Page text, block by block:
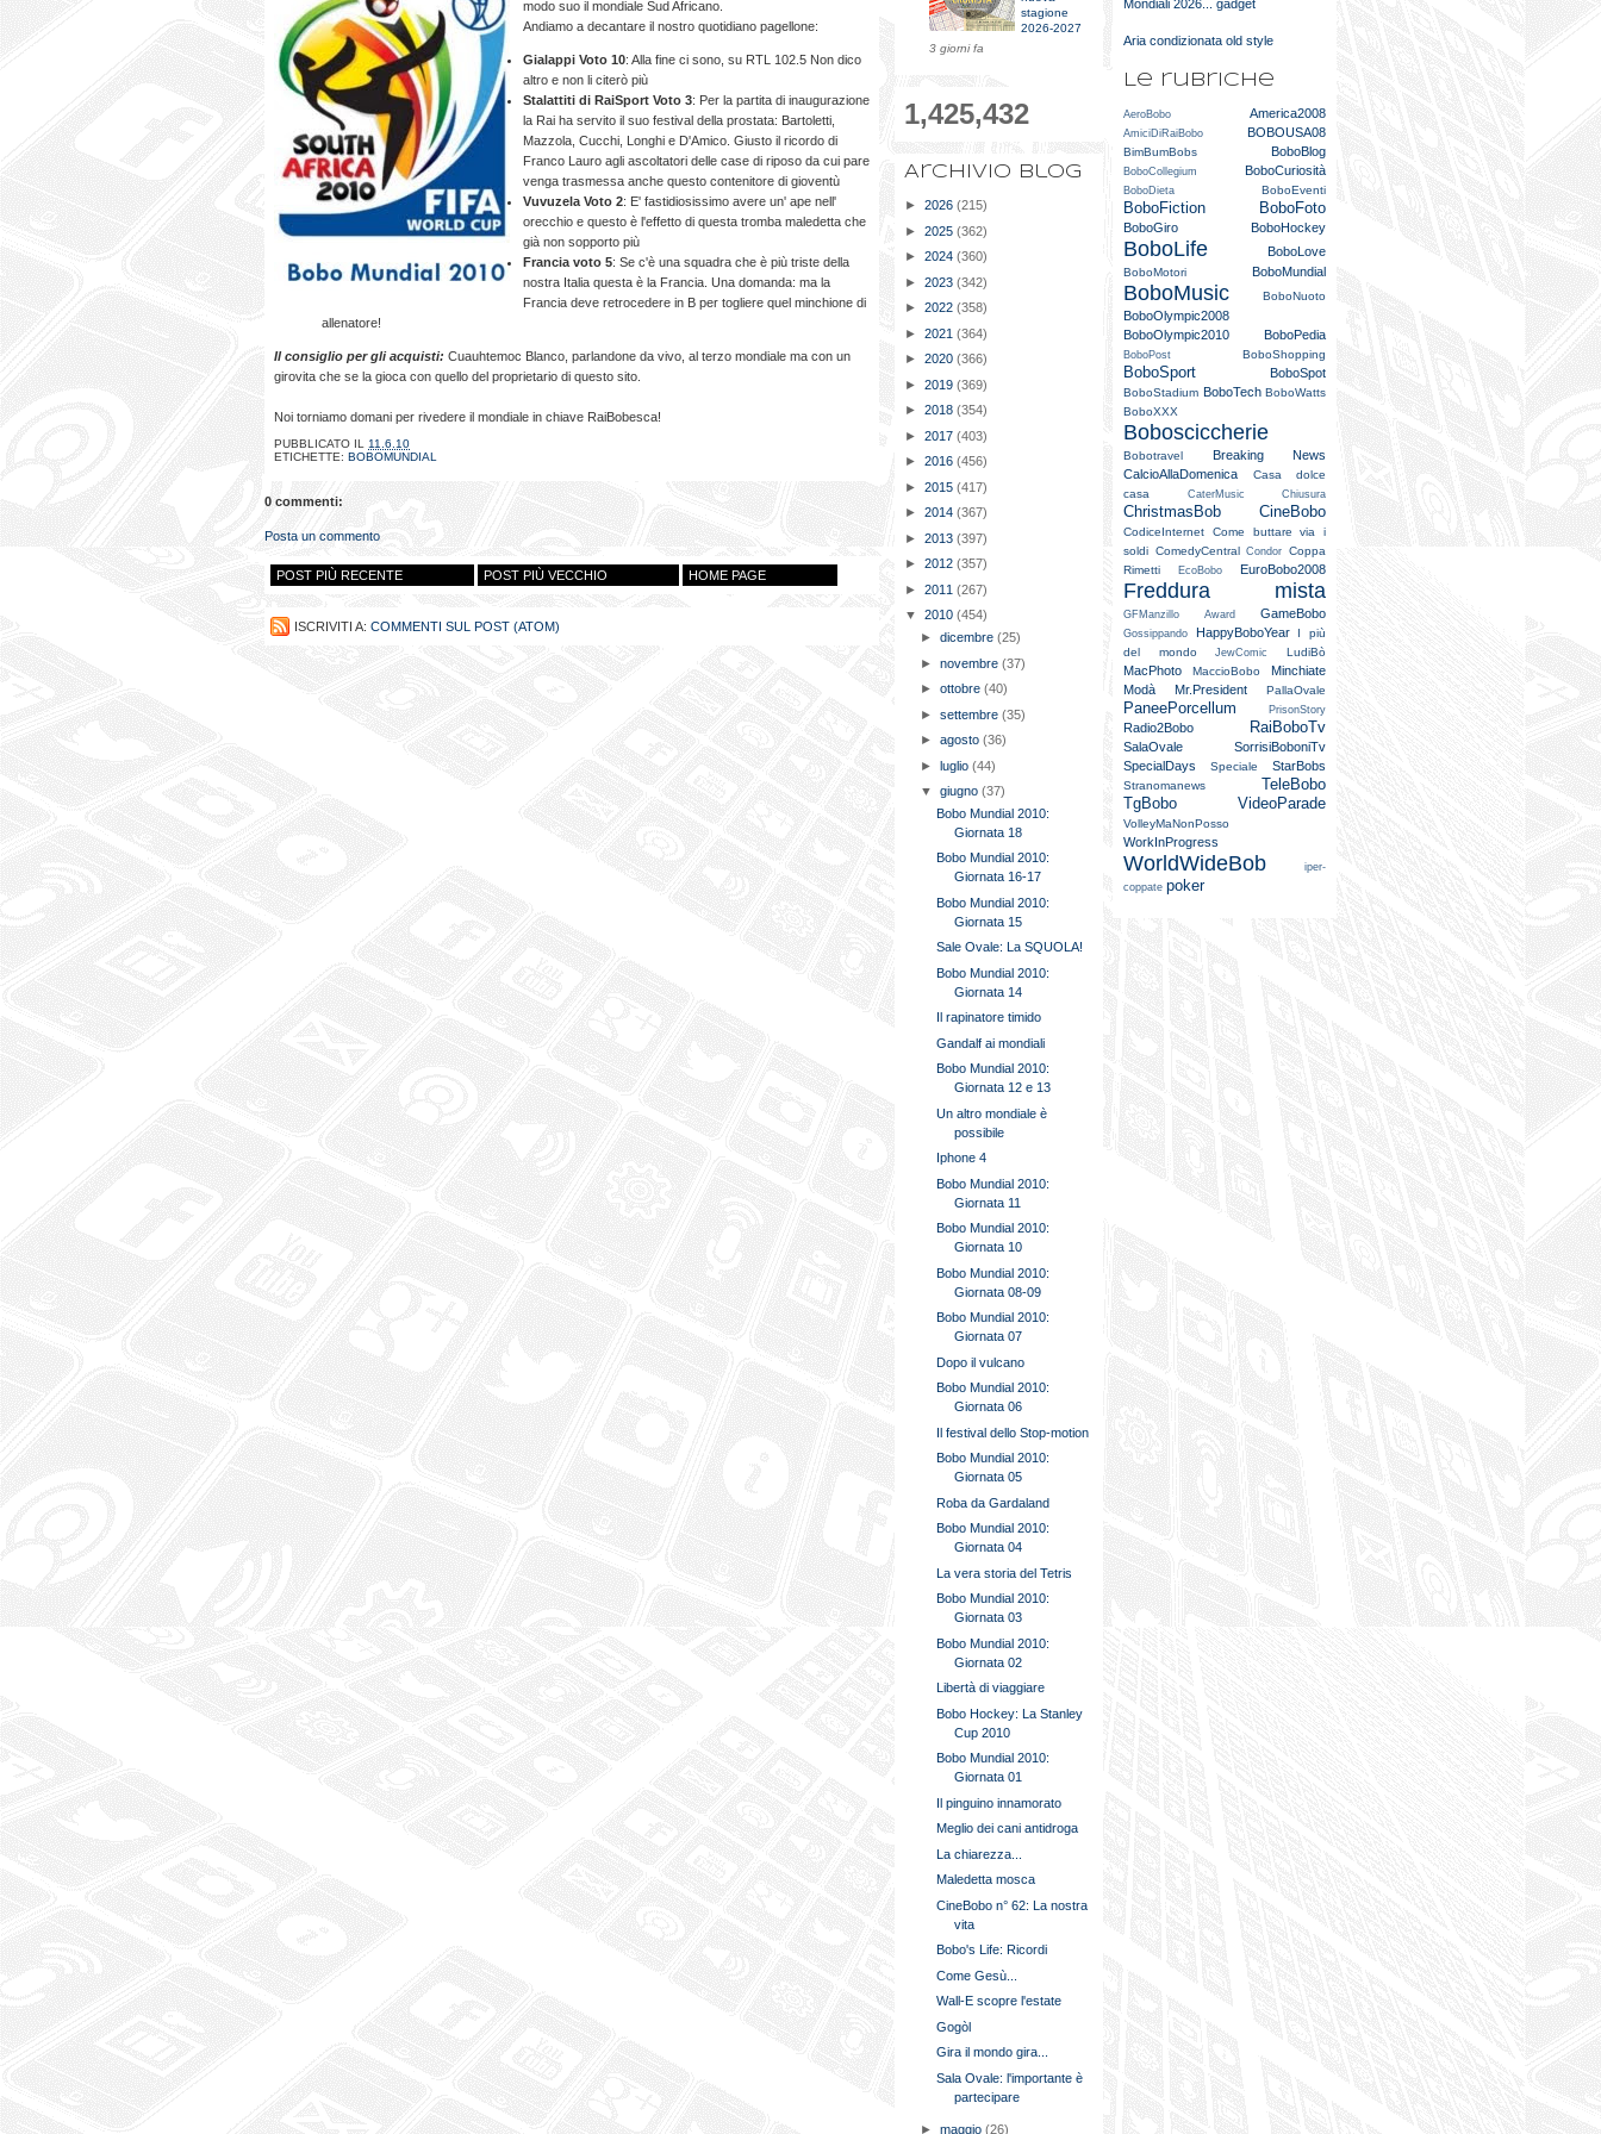
modo suo il mondiale Sud Africano.
Andiamo a decantare il nostro quotidiano pagellone:
Gialappi Voto 10: Alla fine ci sono, su RTL 102.5 Non dico
altro e non li citerò più
Stalattiti di RaiSport Voto 3: Per la partita di inaugurazione
la Rai ha servito il suo festival della prostata: Bartoletti,
Mazzola, Cucchi, Longhi e D'Amico. Giusto il ricordo di
Franco Lauro agli ascoltatori delle case di riposo da cui pare
venga trasmessa anche questo contenitore di gioventù
Vuvuzela Voto 2: E' fastidiosissimo avere un' ape nell'
orecchio e questo è l'effetto di questa tromba maledetta che
già non sopporto più
Francia voto 5: Se c'è una squadra che è più triste della
nostra Italia questa è la Francia. Una domanda: ma la
Francia deve retrocedere in B per togliere quel minchione di
allenatore!
Il consiglio per gli acquisti: Cuauhtemoc Blanco, parlandone da vivo, al terzo mondiale ma con un
girovita che se la gioca con quello del proprietario di questo sito.
Noi torniamo domani per rivedere il mondiale in chiave RaiBobesca!
PUBBLICATO IL 11.6.10
ETICHETTE: BOBOMUNDIAL
0 commenti:
Posta un commento
POST PIÙ RECENTE POST PIÙ VECCHIO HOME PAGE
ISCRIVITI A: COMMENTI SUL POST (ATOM)
stagione
2026-2027
3 giorni fa
1,425,432
Archivio blog
► 2026 (215)
► 2025 (362)
► 2024 (360)
► 2023 (342)
► 2022 (358)
► 2021 (364)
► 2020 (366)
► 2019 (369)
► 2018 (354)
► 2017 (403)
► 2016 (456)
► 2015 (417)
► 2014 (367)
► 2013 (397)
► 2012 (357)
► 2011 (267)
▼ 2010 (454)
►dicembre(25)
►novembre(37)
►ottobre(40)
►settembre(35)
►agosto(36)
►luglio(44)
▼giugno(37)
Bobo Mundial 2010:
Giornata 18
Bobo Mundial 2010:
Giornata 16-17
Bobo Mundial 2010:
Giornata 15
Sale Ovale: La SQUOLA!
Bobo Mundial 2010:
Giornata 14
Il rapinatore timido
Gandalf ai mondiali
Bobo Mundial 2010:
Giornata 12 e 13
Un altro mondiale è
possibile
Iphone 4
Bobo Mundial 2010:
Giornata 11
Bobo Mundial 2010:
Giornata 10
Bobo Mundial 2010:
Giornata 08-09
Bobo Mundial 2010:
Giornata 07
Dopo il vulcano
Bobo Mundial 2010:
Giornata 06
Il festival dello Stop-motion
Bobo Mundial 2010:
Giornata 05
Roba da Gardaland
Bobo Mundial 2010:
Giornata 04
La vera storia del Tetris
Bobo Mundial 2010:
Giornata 03
Bobo Mundial 2010:
Giornata 02
Libertà di viaggiare
Bobo Hockey: La Stanley
Cup 2010
Bobo Mundial 2010:
Giornata 01
Il pinguino innamorato
Meglio dei cani antidroga
La chiarezza...
Maledetta mosca
CineBobo n° 62: La nostra
vita
Bobo's Life: Ricordi
Come Gesù...
Wall-E scopre l'estate
Gogòl
Gira il mondo gira...
Sala Ovale: l'importante è
partecipare
►maggio(26)
Mondiali 2026... gadget
Aria condizionata old style
Le rubriche
AeroBobo America2008
AmiciDiRaiBobo BOBOUSA08
BimBumBobs BoboBlog
BoboCollegium BoboCuriosità
BoboDieta BoboEventi
BoboFiction BoboFoto
BoboGiro BoboHockey
BoboLife BoboLove
BoboMotori BoboMundial
BoboMusic BoboNuoto
BoboOlympic2008
BoboOlympic2010
BoboPedia
BoboPost BoboShopping
BoboSport BoboSpot
BoboStadium BoboTech BoboWatts
BoboXXX
Bobosciccherie
Bobotravel
Breaking News
CalcioAllaDomenica
Casa dolce
casa
CaterMusic Chiusura
ChristmasBob CineBobo
CodiceInternet
Come buttare via i
soldi ComedyCentral Condor
Coppa
Rimetti
EcoBobo EuroBobo2008
Freddura mista
GFManzillo Award GameBobo
Gossippando HappyBoboYear
I più
del mondo
JewComic LudiBò
MacPhoto MaccioBobo
Minchiate
Modà
Mr.President PallaOvale
PaneePorcellum PrisonStory
Radio2Bobo RaiBoboTv
SalaOvale
SorrisiBoboniTv
SpecialDays
Speciale StarBobs
Stranomanews
TeleBobo
TgBobo
VideoParade
VolleyMaNonPosso
WorkInProgress
WorldWideBob
iper-
coppate poker